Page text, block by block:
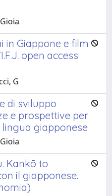
in Giappone e film
open access
G
di sviluppo
e prospettive per
giapponese
Kankō to
il giapponese.